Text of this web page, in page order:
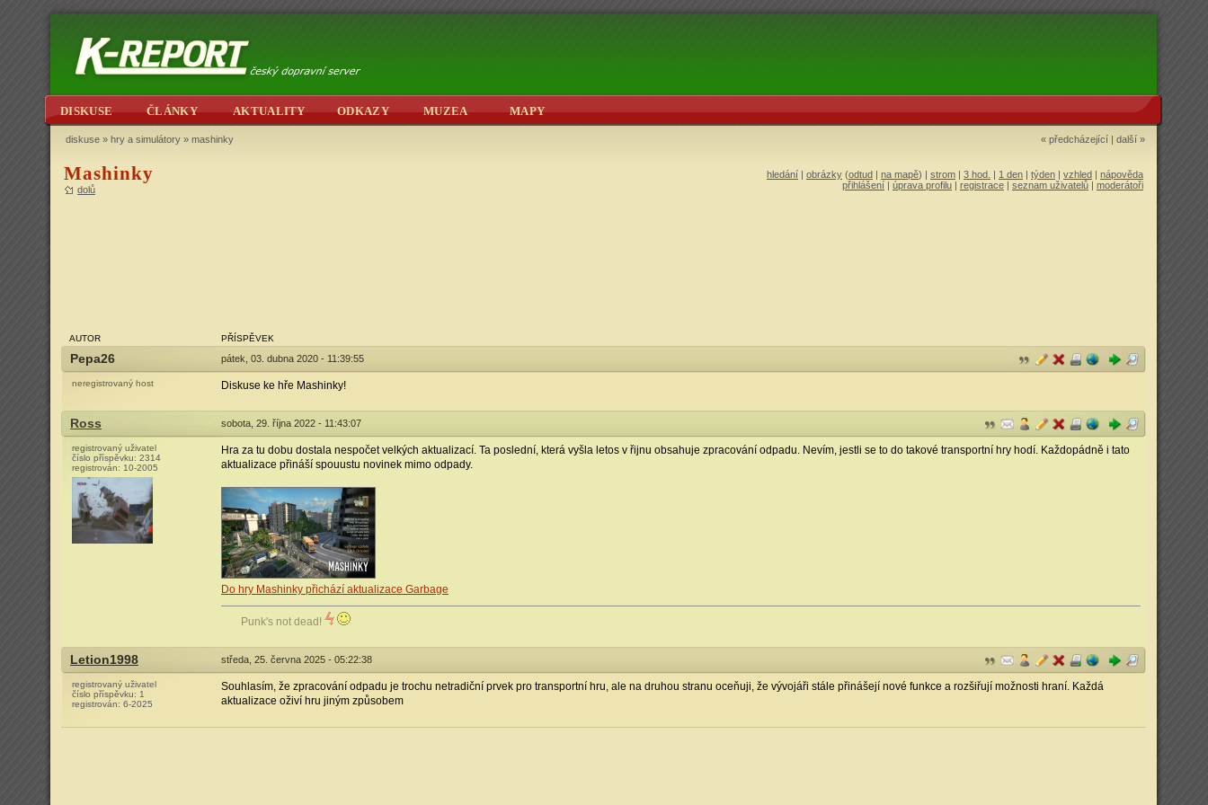
DISKUSE ČLÁNKY AKTUALITY ODKAZY MUZEA MAPY
diskuse » hry a simulátory » mashinky « předcházející | další »
Mashinky
dolů
hledání | obrázky (odtud | na mapě) | strom | 3 hod. | 1 den | týden | vzhled | nápověda
přihlášení | úprava profilu | registrace | seznam uživatelů | moderátoři
AUTOR PŘÍSPĚVEK
Pepa26 pátek, 03. dubna 2020 - 11:39:55
neregistrovaný host Diskuse ke hře Mashinky!
Ross sobota, 29. října 2022 - 11:43:07
registrovaný uživatel
číslo příspěvku: 2314
registrován: 10-2005
Hra za tu dobu dostala nespočet velkých aktualizací. Ta poslední, která vyšla letos v řijnu obsahuje zpracování odpadu. Nevím, jestli se to do takové transportní hry hodí. Každopádně i tato
aktualizace přináší spouustu novinek mimo odpady.
Do hry Mashinky přichází aktualizace Garbage
Punk's not dead!
Letion1998 středa, 25. června 2025 - 05:22:38
registrovaný uživatel
číslo příspěvku: 1
registrován: 6-2025
Souhlasím, že zpracování odpadu je trochu netradiční prvek pro transportní hru, ale na druhou stranu oceňuji, že vývojáři stále přinášejí nové funkce a rozšiřují možnosti hraní. Každá
aktualizace oživí hru jiným způsobem